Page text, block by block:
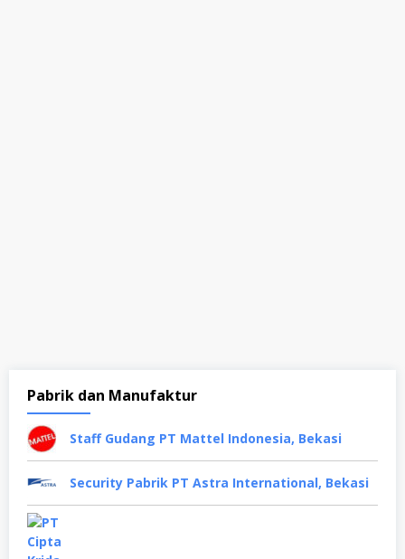
Pabrik dan Manufaktur
Staff Gudang PT Mattel Indonesia, Bekasi
Security Pabrik PT Astra International, Bekasi